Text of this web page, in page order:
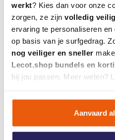
werkt? Kies dan voor onze
zorgen, ze zijn volledig veilig
ervaring te personaliseren
op basis van je surfgedrag.
nog veiliger en sneller
Lecot.shop bundels en
bij jou passen. Meer weten?
Aanvaard
Kniekussen board
€ 121,90
€ 100,74 excl. btw
Deze interesseren je